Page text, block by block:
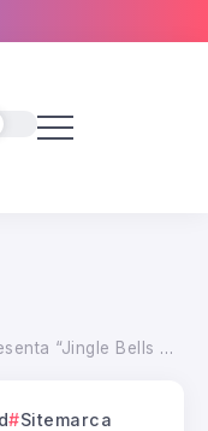
para recibir la temporada festiva #Navidad
Sitemarca